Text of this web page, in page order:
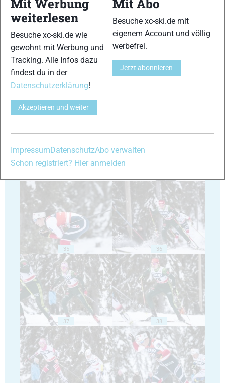
29 30
31
35 36
37 38
Mit Werbung
weiterlesen
Besuche xc-ski.de wie
gewohnt mit Werbung und
Tracking. Alle Infos dazu
findest du in der
Datenschutzerklärung!
Akzeptieren und weiter
Mit Abo
Besuche xc-ski.de mit
eigenem Account und völlig
werbefrei.
Jetzt abonnieren
ImpressumDatenschutzAbo verwalten
Schon registriert? Hier anmelden